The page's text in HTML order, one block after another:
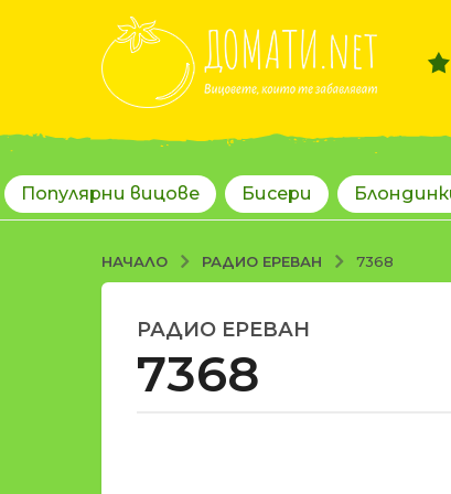
Популярни вицове Бисери
НАЧАЛО РАДИО ЕРЕВАН 7368
1
8
г
РАДИО ЕРЕВАН
7368